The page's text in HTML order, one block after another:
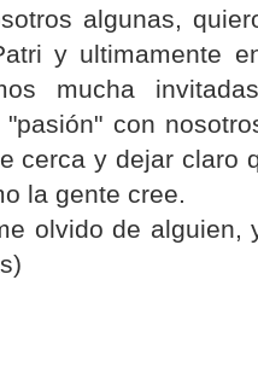
algunas,
y ultimamente
mucha
"pasión" con
cerca y dejar claro
la gente cree.
olvido de alguien,